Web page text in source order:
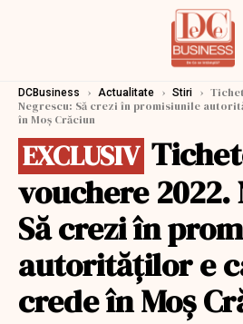
DCBusiness › Actualitate › Stiri ›
Negrescu: Să crezi în promisiunile
în Moș Crăciun
EXCLUSIV
vouchere 2022.
Să crezi în
autorităților e
crede în Moș